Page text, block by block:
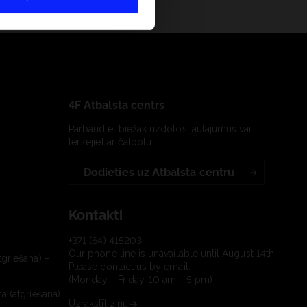
–
(atgriešana)
4F Atbalsta centrs
Pārbaudiet biežāk uzdotos jautājumus vai
tērzējiet ar čatbotu:
Dodieties uz Atbalsta centru
Kontakti
+371 (64) 415203
Our phone line is unavailable until August 14th.
Please contact us by email.
(Monday - Friday, 10 am - 5 pm)
Uzrakstīt ziņu